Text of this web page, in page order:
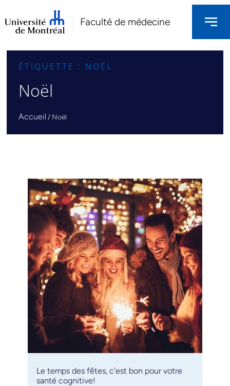
Faculté de médecine
ÉTIQUETTE : NOËL
Noël
Accueil / Noël
Le temps des fêtes, c’est bon pour votre
santé cognitive!